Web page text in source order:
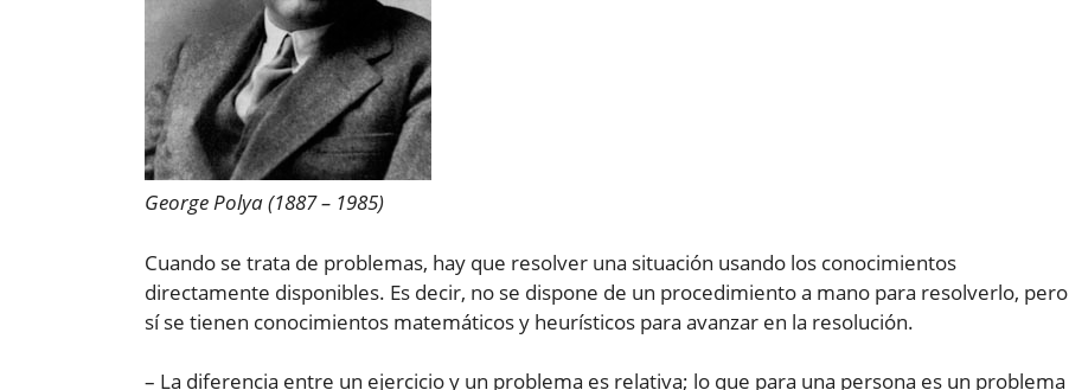
George Polya (1887 – 1985)
Cuando se trata de problemas, hay que resolver una situación usando los conocimientos
directamente disponibles. Es decir, no se dispone de un procedimiento a mano para resolverlo, pero
sí se tienen conocimientos matemáticos y heurísticos para avanzar en la resolución.
– La diferencia entre un ejercicio y un problema es relativa; lo que para una persona es un problema